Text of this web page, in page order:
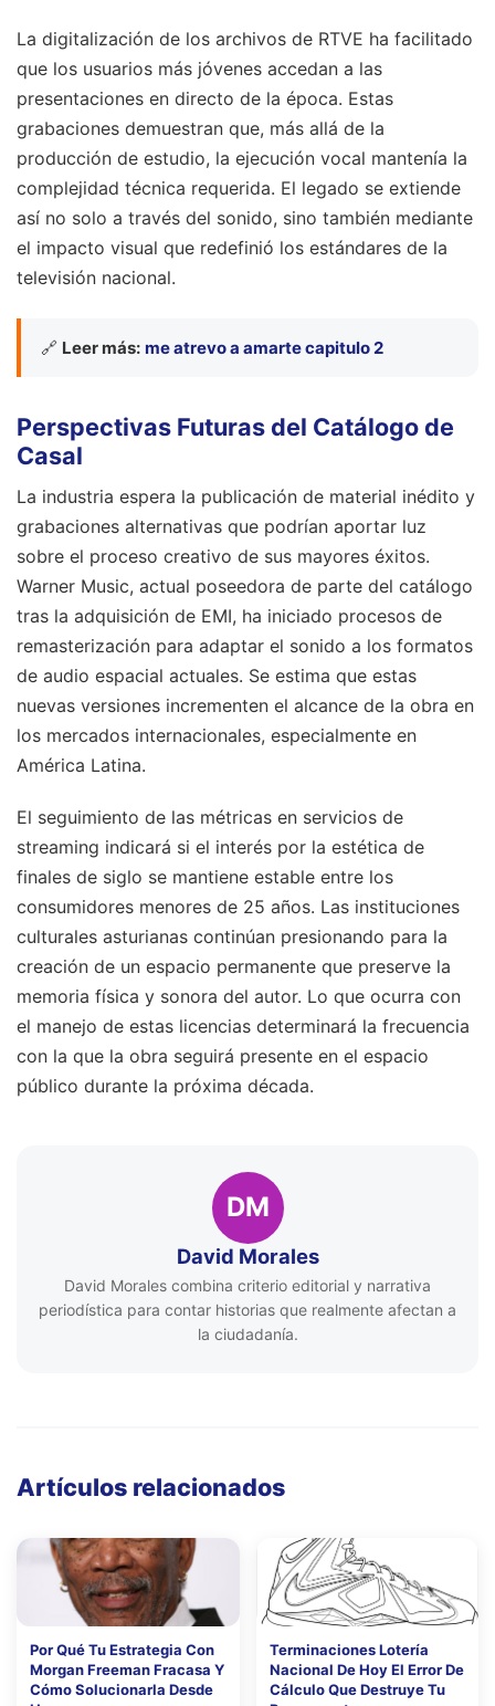
La digitalización de los archivos de RTVE ha facilitado
que los usuarios más jóvenes accedan a las
presentaciones en directo de la época. Estas
grabaciones demuestran que, más allá de la
producción de estudio, la ejecución vocal mantenía la
complejidad técnica requerida. El legado se extiende
así no solo a través del sonido, sino también mediante
el impacto visual que redefinió los estándares de la
televisión nacional.
🔗 Leer más: me atrevo a amarte capitulo 2
Perspectivas Futuras del Catálogo de
Casal
La industria espera la publicación de material inédito y
grabaciones alternativas que podrían aportar luz
sobre el proceso creativo de sus mayores éxitos.
Warner Music, actual poseedora de parte del catálogo
tras la adquisición de EMI, ha iniciado procesos de
remasterización para adaptar el sonido a los formatos
de audio espacial actuales. Se estima que estas
nuevas versiones incrementen el alcance de la obra en
los mercados internacionales, especialmente en
América Latina.
El seguimiento de las métricas en servicios de
streaming indicará si el interés por la estética de
finales de siglo se mantiene estable entre los
consumidores menores de 25 años. Las instituciones
culturales asturianas continúan presionando para la
creación de un espacio permanente que preserve la
memoria física y sonora del autor. Lo que ocurra con
el manejo de estas licencias determinará la frecuencia
con la que la obra seguirá presente en el espacio
público durante la próxima década.
DM
David Morales
David Morales combina criterio editorial y narrativa
periodística para contar historias que realmente afectan a
la ciudadanía.
Artículos relacionados
Por Qué Tu Estrategia Con
Morgan Freeman Fracasa Y
Cómo Solucionarla Desde
Terminaciones Lotería
Nacional De Hoy El Error De
Cálculo Que Destruye Tu